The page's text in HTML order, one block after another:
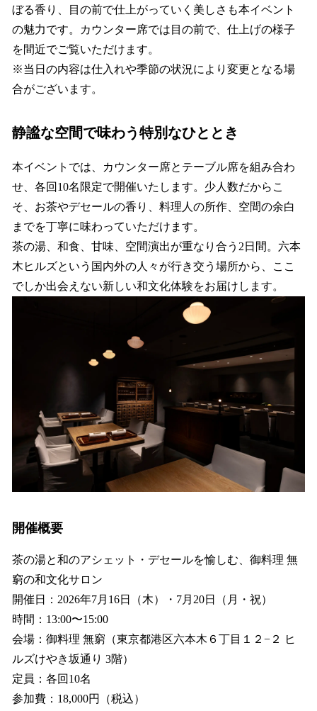
ぼる香り、目の前で仕上がっていく美しさも本イベント
の魅力です。カウンター席では目の前で、仕上げの様子
を間近でご覧いただけます。
※当日の内容は仕入れや季節の状況により変更となる場
合がございます。
静謐な空間で味わう特別なひととき
本イベントでは、カウンター席とテーブル席を組み合わ
せ、各回10名限定で開催いたします。少人数だからこ
そ、お茶やデセールの香り、料理人の所作、空間の余白
までを丁寧に味わっていただけます。
茶の湯、和食、甘味、空間演出が重なり合う2日間。六本
木ヒルズという国内外の人々が行き交う場所から、ここ
でしか出会えない新しい和文化体験をお届けします。
開催概要
茶の湯と和のアシェット・デセールを愉しむ、御料理 無
窮の和文化サロン
開催日：2026年7月16日（木）・7月20日（月・祝）
時間：13:00〜15:00
会場：御料理 無窮（東京都港区六本木６丁目１２−２ ヒ
ルズけやき坂通り 3階）
定員：各回10名
参加費：18,000円（税込）